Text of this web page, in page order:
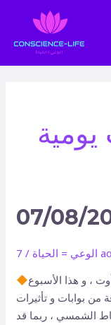
contenu
يومية
07/08/
الوعي = الحياة /
7
، و هذا الأسبوع
بوابات و تأثيرات
الشمسي ، ربما قد
07/08/2026
Pagination
d’article